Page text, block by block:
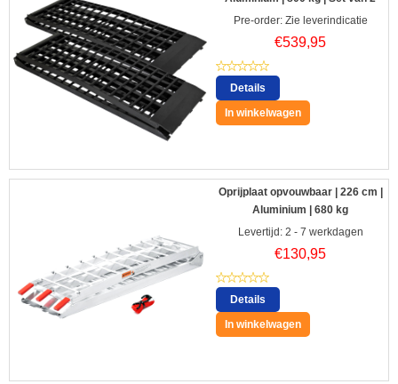
Pre-order: Zie leverindicatie
€539,95
Details
In winkelwagen
Oprijplaat opvouwbaar | 226 cm |
Aluminium | 680 kg
Levertijd: 2 - 7 werkdagen
€130,95
Details
In winkelwagen